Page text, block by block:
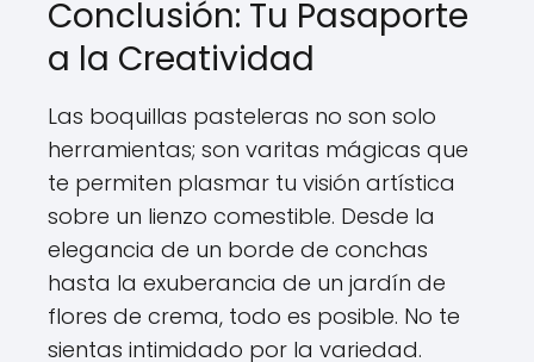
Conclusión: Tu Pasaporte
a la Creatividad
Las boquillas pasteleras no son solo
herramientas; son varitas mágicas que
te permiten plasmar tu visión artística
sobre un lienzo comestible. Desde la
elegancia de un borde de conchas
hasta la exuberancia de un jardín de
flores de crema, todo es posible. No te
sientas intimidado por la variedad.